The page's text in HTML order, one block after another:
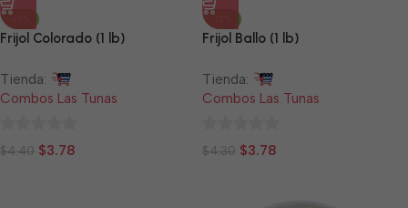
Frijol Colorado (1 lb)
Tienda:
Combos Las Tunas
0
$4.40 $3.78
Frijol Ballo (1 lb)
Tienda:
Combos Las Tunas
0
$4.30 $3.78